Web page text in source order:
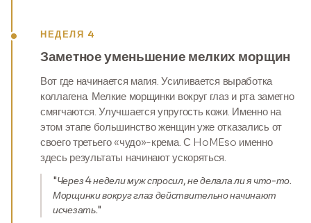
НЕДЕЛЯ 4
Заметное уменьшение мелких морщин
Вот где начинается магия. Усиливается выработка
коллагена. Мелкие морщинки вокруг глаз и рта заметно
смягчаются. Улучшается упругость кожи. Именно на
этом этапе большинство женщин уже отказались от
своего третьего «чудо»-крема. С HoMEso именно
здесь результаты начинают ускоряться.
"Через 4 недели муж спросил, не делала ли я что-то.
Морщинки вокруг глаз действительно начинают
исчезать."